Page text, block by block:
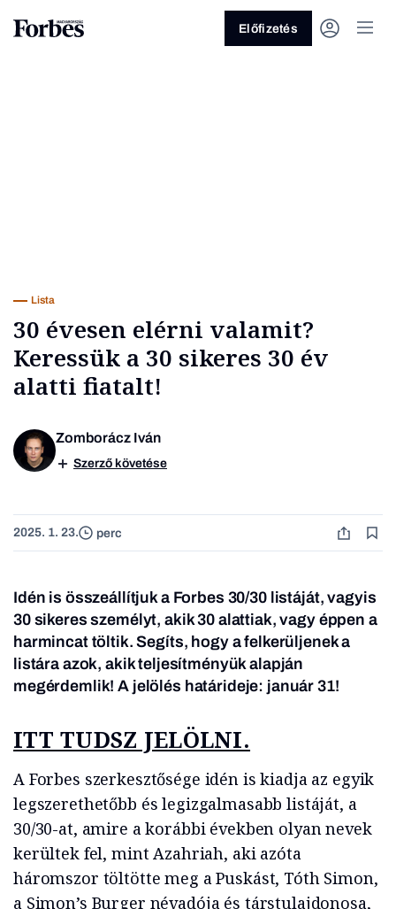
Előfizetés
Lista
30 évesen elérni valamit?
Keressük a 30 sikeres 30 év
alatti fiatalt!
Zomborácz Iván
Szerző követése
2025. 1. 23. perc
Idén is összeállítjuk a Forbes 30/30 listáját, vagyis
30 sikeres személyt, akik 30 alattiak, vagy éppen a
harmincat töltik. Segíts, hogy a felkerüljenek a
listára azok, akik teljesítményük alapján
megérdemlik! A jelölés határideje: január 31!
ITT TUDSZ JELÖLNI.
A Forbes szerkesztősége idén is kiadja az egyik
legszerethetőbb és legizgalmasabb listáját, a
30/30-at, amire a korábbi években olyan nevek
kerültek fel, mint Azahriah, aki azóta
háromszor töltötte meg a Puskást, Tóth Simon,
a Simon’s Burger névadója és társtulajdonosa,